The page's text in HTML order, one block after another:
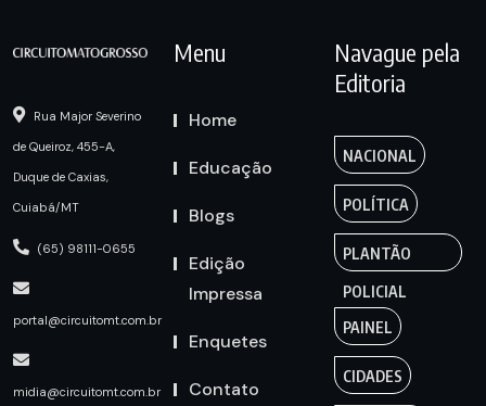
Rua Major Severino
de Queiroz, 455-A,
Duque de Caxias,
Cuiabá/MT
(65) 98111-0655
portal@circuitomt.com.br
midia@circuitomt.com.br
Menu
Home
Educação
Blogs
Edição
Impressa
Enquetes
Contato
Navague pela
Editoria
NACIONAL
POLÍTICA
PLANTÃO
POLICIAL
PAINEL
CIDADES